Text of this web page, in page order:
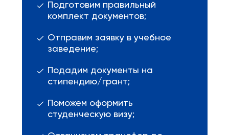
Подготовим правильный
комплект документов;
Отправим заявку в учебное
заведение;
Подадим документы на
стипендию/грант;
Поможем оформить
студенческую визу;